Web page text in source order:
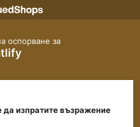
оспорване за
изпратите възражение